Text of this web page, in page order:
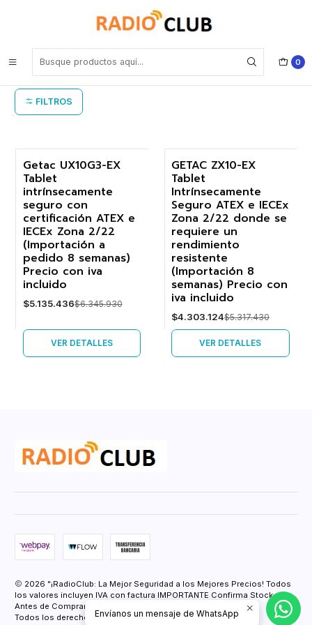
0
Tablet Intrínsecamente Seguro Getac
Tablet Intrínsecamente Seguro Getac
FILTROS
-19%
Getac UX10G3-EX
Tablet
intrínsecamente
seguro con
certificación ATEX e
IECEx Zona 2/22
(Importación a
pedido 8 semanas)
Precio con iva
incluido
$5.135.436$6.345.930
VER DETALLES
-19%
GETAC ZX10-EX
Tablet
Intrínsecamente
Seguro ATEX e IECEx
Zona 2/22 donde se
requiere un
rendimiento
resistente
(Importación 8
semanas) Precio con
iva incluido
$4.303.124$5.317.430
VER DETALLES
2026 "¡RadioClub: La Mejor Seguridad a los Mejores Precios! Todos
los valores incluyen IVA con factura IMPORTANTE Confirma Stock
Antes de Comprar.".
Todos los derechos reservados. Desarrollado por Jumpseller
Envíanos un mensaje de WhatsApp